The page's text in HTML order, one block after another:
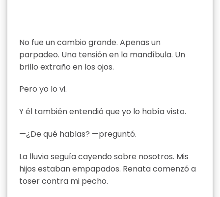
No fue un cambio grande. Apenas un
parpadeo. Una tensión en la mandíbula. Un
brillo extraño en los ojos.
Pero yo lo vi.
Y él también entendió que yo lo había visto.
—¿De qué hablas? —preguntó.
La lluvia seguía cayendo sobre nosotros. Mis
hijos estaban empapados. Renata comenzó a
toser contra mi pecho.